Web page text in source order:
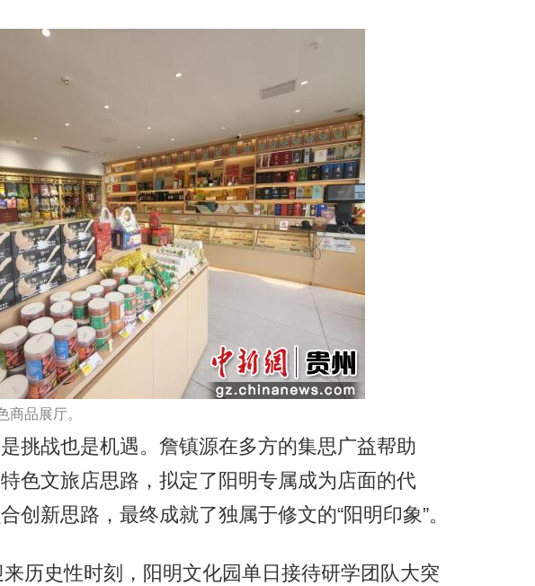
商品展厅。
战也是机遇。詹镇源在多方的集思广益帮助
色文旅店思路，拟定了阳明专属成为店面的代
创新思路，最终成就了独属于修文的“阳明印象”。
史性时刻，阳明文化园单日接待研学团队大突